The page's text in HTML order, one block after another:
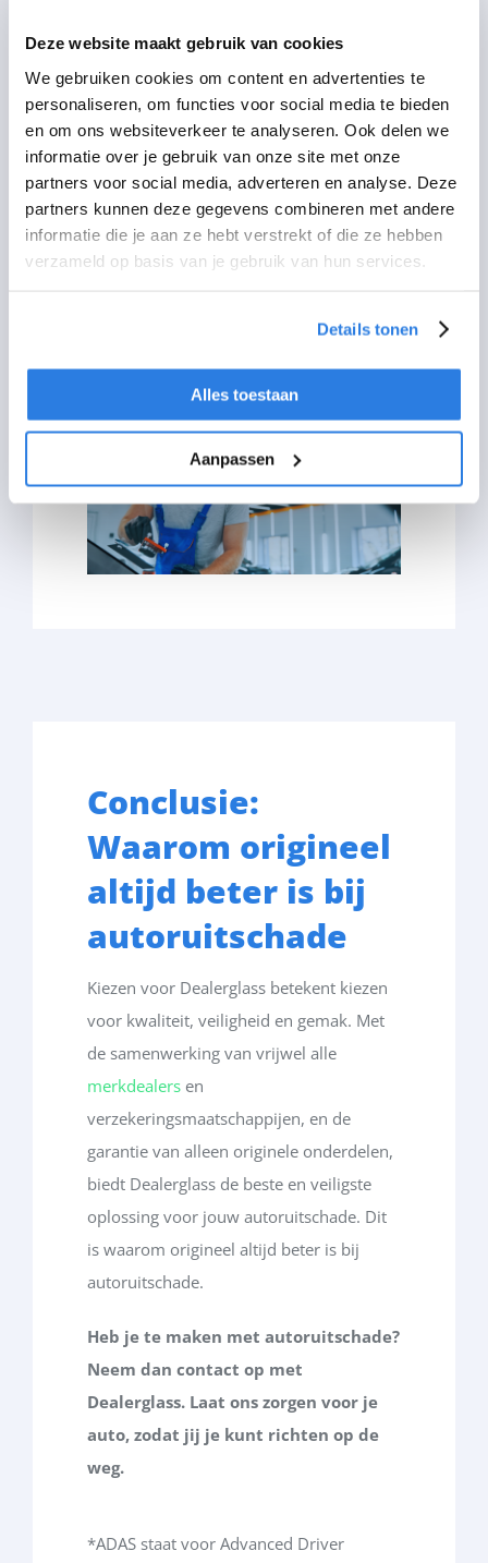
Deze website maakt gebruik van cookies
We gebruiken cookies om content en advertenties te
personaliseren, om functies voor social media te bieden
en om ons websiteverkeer te analyseren. Ook delen we
informatie over je gebruik van onze site met onze
partners voor social media, adverteren en analyse. Deze
partners kunnen deze gegevens combineren met andere
informatie die je aan ze hebt verstrekt of die ze hebben
verzameld op basis van je gebruik van hun services.
Details tonen
Alles toestaan
Aanpassen
verloopt. Wij adviseren je eerst je
verzekeringsdekkingte controleren om
precies te weten wat je kunt verwachten
qua vergoedingen. Zodra je dat gedaan
hebt, kun je een afspraak maken en
nemen wij de verdere afhandeling
bij je dealer,
Conclusie:
Waarom origineel
altijd beter is bij
autoruitschade
Kiezen voor Dealerglass betekent kiezen
voor kwaliteit, veiligheid en gemak. Met
de samenwerking van vrijwel alle
merkdealers en
verzekeringsmaatschappijen, en de
garantie van alleen originele onderdelen,
biedt Dealerglass de beste en veiligste
oplossing voor jouw autoruitschade. Dit
is waarom origineel altijd beter is bij
autoruitschade.
Heb je te maken met autoruitschade?
Neem dan contact op met
Dealerglass. Laat ons zorgen voor je
auto, zodat jij je kunt richten op de
weg.
*ADAS staat voor Advanced Driver